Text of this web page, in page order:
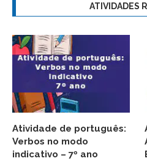
ATIVIDADES
Atividade de português:
Verbos no modo
indicativo – 7º ano